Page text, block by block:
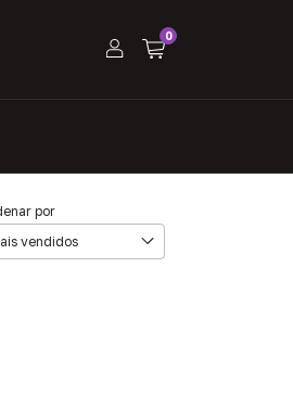
0
por